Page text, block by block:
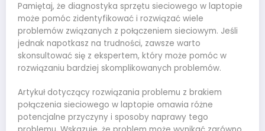
Pamiętaj, że diagnostyka sprzętu sieciowego w laptopie
może pomóc zidentyfikować i rozwiązać wiele
problemów związanych z połączeniem sieciowym. Jeśli
jednak napotkasz na trudności, zawsze warto
skonsultować się z ekspertem, który może pomóc w
rozwiązaniu bardziej skomplikowanych problemów.
Artykuł dotyczący rozwiązania problemu z brakiem
połączenia sieciowego w laptopie omawia różne
potencjalne przyczyny i sposoby naprawy tego